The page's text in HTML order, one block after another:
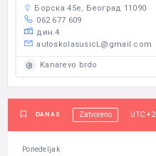
Борска 45e, Београд 11090
062 677 609
дин.4
autoskolasusicL@gmail.com
Kanarevo brdo
DANAS Zatvoreno UTC+2
Ponedeljak